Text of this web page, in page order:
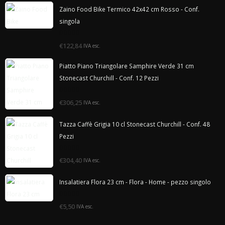
Zaino Food Bike Termico 42x42 cm Rosso - Conf.
singola
0
di
€122,84 IVA esc.
Piatto Piano Triangolare Samphire Verde 31 cm
Stonecast Churchill - Conf. 12 Pezzi
0
di
€306,25 IVA esc.
Tazza Caffè Grigia 10 cl Stonecast Churchill - Conf. 48
Pezzi
0
di
€304,40 IVA esc.
Insalatiera Flora 23 cm - Flora - Home - pezzo singolo
di
€5,50 IVA esc.